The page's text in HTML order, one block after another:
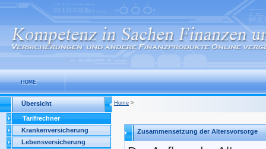
Übersicht Home >
Tarifrechner
Krankenversicherung
Lebensversicherung
Zusammensetzung der Altersvorsorge